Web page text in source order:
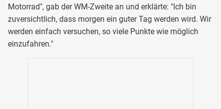
Motorrad", gab der WM-Zweite an und erklärte: "Ich bin
zuversichtlich, dass morgen ein guter Tag werden wird. Wir
werden einfach versuchen, so viele Punkte wie möglich
einzufahren."